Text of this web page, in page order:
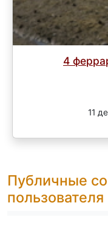
4
11
Публичные
пользователя